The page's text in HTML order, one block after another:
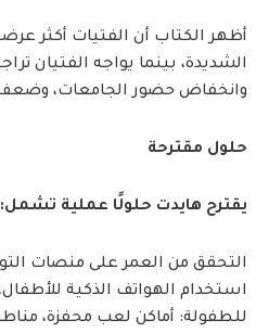
أظهر الكتاب أن الفتيات أكثر
الشديدة، بينما يواجه الفتيان
وانخفاض حضور الجامعات، وضعف
حلول مقترحة
يقترح هايدت حلولًا عملية تشمل:
التحقق من العمر على منصات
استخدام الهواتف الذكية للأطفال،
للطفولة: أماكن لعب محفزة،